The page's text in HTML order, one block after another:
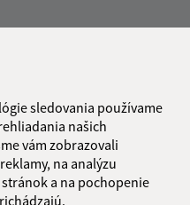
sledovania používame
našich
vám zobrazovali
na analýzu
a na pochopenie
stránke: